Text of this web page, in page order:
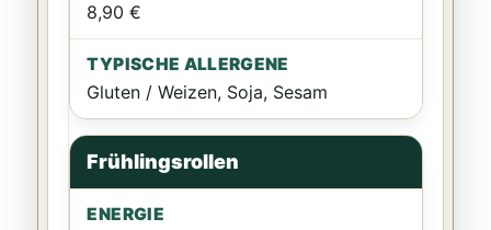
8,90 €
Gluten / Weizen, Soja, Sesam
Frühlingsrollen